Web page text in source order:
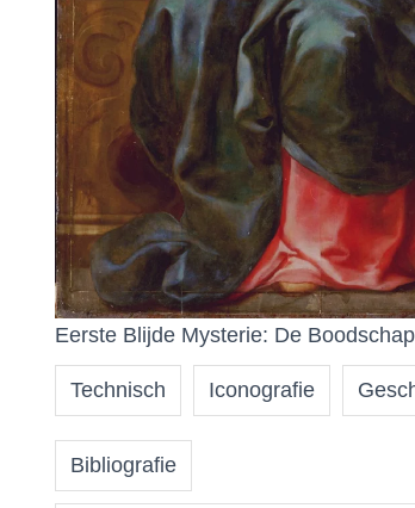
Eerste Blijde Mysterie: De
Technisch Iconografie
Bibliografie